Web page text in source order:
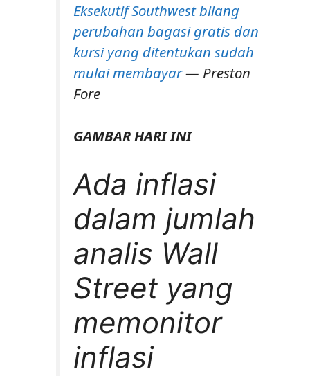
Eksekutif Southwest bilang
perubahan bagasi gratis dan
kursi yang ditentukan sudah
mulai membayar— Preston
Fore
GAMBAR HARI INI
Ada inflasi
dalam jumlah
analis Wall
Street yang
memonitor
inflasi